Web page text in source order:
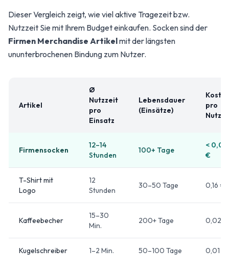
Dieser Vergleich zeigt, wie viel aktive Tragezeit bzw.
Nutzzeit Sie mit Ihrem Budget einkaufen. Socken sind der
Firmen Merchandise Artikelmit der längsten
ununterbrochenen Bindung zum Nutzer.
Artikel
Ø
Nutzzeit
pro
Einsatz
Lebensdauer
(Einsätze)
pro
Firmensocken
12–14
Stunden
100+ Tage
< 0,04
€
T-Shirt mit
Logo
12
Stunden
30–50 Tage 0,16 €
Kaffeebecher
15–30
Min.
200+ Tage 0,02
Kugelschreiber 1–2 Min. 50–100 Tage 0,01